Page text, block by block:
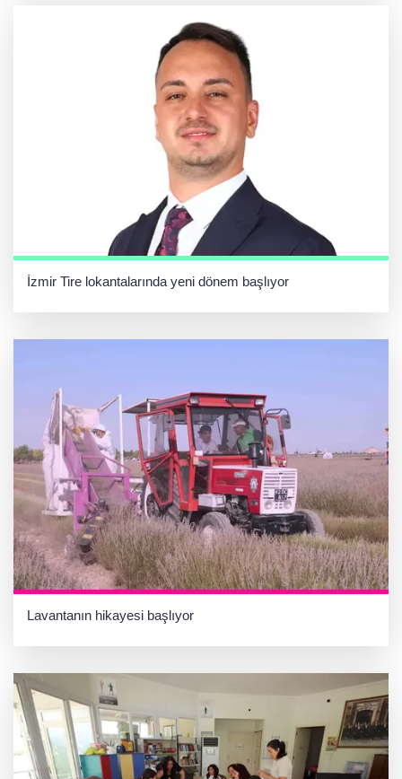
İzmir Tire lokantalarında yeni dönem başlıyor
Lavantanın hikayesi başlıyor